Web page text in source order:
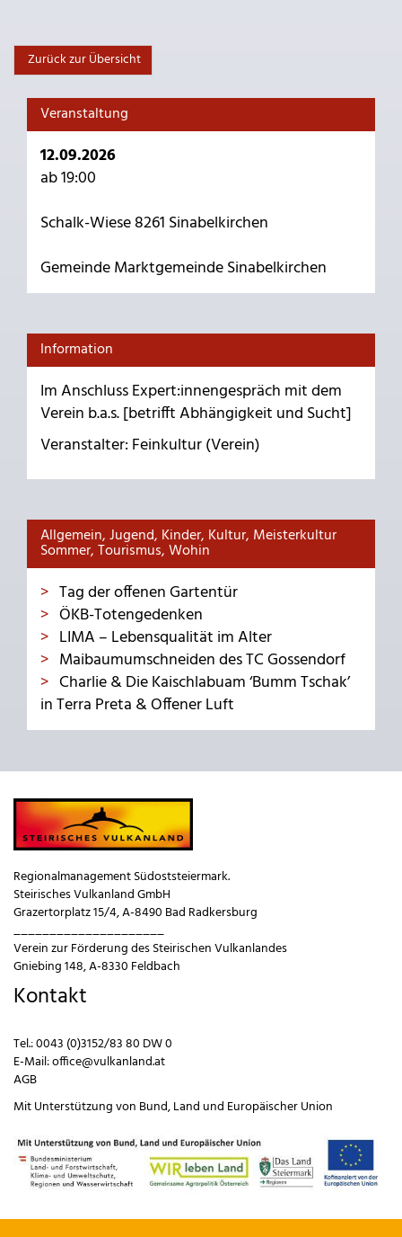
Zurück zur Übersicht
Veranstaltung
12.09.2026
ab 19:00
Schalk-Wiese 8261 Sinabelkirchen
Gemeinde Marktgemeinde Sinabelkirchen
Information
Im Anschluss Expert:innengespräch mit dem
Verein b.a.s. [betrifft Abhängigkeit und Sucht]
Veranstalter: Feinkultur (Verein)
Allgemein, Jugend, Kinder, Kultur, Meisterkultur
Sommer, Tourismus, Wohin
Tag der offenen Gartentür
ÖKB-Totengedenken
LIMA – Lebensqualität im Alter
Maibaumumschneiden des TC Gossendorf
Charlie & Die Kaischlabuam ‘Bumm Tschak’
in Terra Preta & Offener Luft
Regionalmanagement Südoststeiermark.
Steirisches Vulkanland GmbH
Grazertorplatz 15/4, A-8490 Bad Radkersburg
_____________________
Verein zur Förderung des Steirischen Vulkanlandes
Gniebing 148, A-8330 Feldbach
Kontakt
Tel.:0043 (0)3152/83 80 DW 0
E-Mail:office@vulkanland.at
AGB
Mit Unterstützung von Bund,Land und Europäischer Union